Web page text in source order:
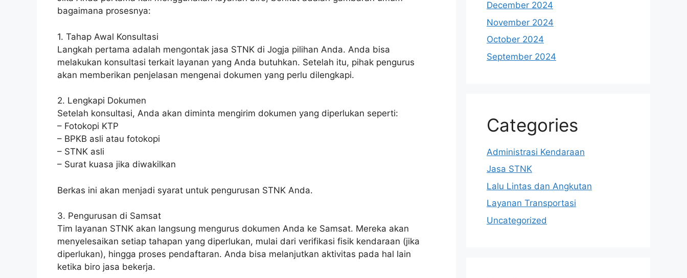
bagaimana prosesnya:
1. Tahap Awal Konsultasi
Langkah pertama adalah mengontak jasa STNK di Jogja pilihan Anda. Anda bisa
melakukan konsultasi terkait layanan yang Anda butuhkan. Setelah itu, pihak pengurus
akan memberikan penjelasan mengenai dokumen yang perlu dilengkapi.
2. Lengkapi Dokumen
Setelah konsultasi, Anda akan diminta mengirim dokumen yang diperlukan seperti:
– Fotokopi KTP
– BPKB asli atau fotokopi
– STNK asli
– Surat kuasa jika diwakilkan
Berkas ini akan menjadi syarat untuk pengurusan STNK Anda.
3. Pengurusan di Samsat
Tim layanan STNK akan langsung mengurus dokumen Anda ke Samsat. Mereka akan
menyelesaikan setiap tahapan yang diperlukan, mulai dari verifikasi fisik kendaraan (jika
diperlukan), hingga proses pendaftaran. Anda bisa melanjutkan aktivitas pada hal lain
ketika biro jasa bekerja.
December 2024
November 2024
October 2024
September 2024
Categories
Administrasi Kendaraan
Jasa STNK
Lalu Lintas dan Angkutan
Layanan Transportasi
Uncategorized